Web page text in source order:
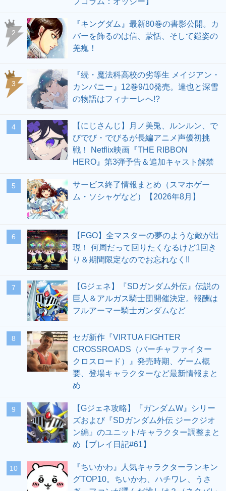
2
『キングダム』最新80巻の書影公開。カ
バーを飾るのは信、蒙恬、そして鎧姿の
羌瘣！
3
『続・魔法科高校の劣等生 メイジアン・
カンパニー』12巻9/10発売。達也と深雪
の物語はフィナーレへ!?
4
【にじさんじ】月ノ美兎、ルンルン、で
びでび・でびるが長編アニメ声優初挑
戦！ Netflix映画『THE RIBBON
HERO』第3弾予告＆追加キャスト解禁
5
サービス終了情報まとめ（スマホゲー
ム・ソシャゲなど）【2026年8月】
6
【FGO】全マスターの夢のような敵が出
現！ 何周だって回りたくなるけど1回き
り＆期間限定なのでお忘れなく!!
7
【Gジェネ】『SDガンダム外伝』伝説の
巨人＆アルガス騎士団開催決定。報酬は
フルアーマー騎士ガンダムなど
8
セガ新作『VIRTUA FIGHTER
CROSSROADS（バーチャファイター
クロスロード）』発売時期、ゲーム概
要、登場キャラクターなど最新情報まと
め
9
【Gジェネ攻略】『ガンダムW』シリー
ズおよび『SDガンダム外伝 ジークジオ
ン編』のユニット/キャラクター調整まと
め【プレイ日記#61】
10
『ちいかわ』人気キャラクターランキン
グTOP10。ちいかわ、ハチワレ、うさ